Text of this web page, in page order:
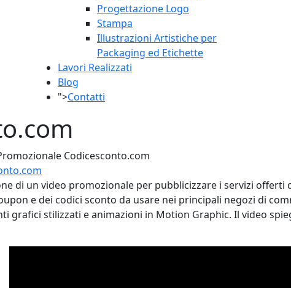
Progettazione Logo
Stampa
Illustrazioni Artistiche per
Packaging ed Etichette
Lavori Realizzati
Blog
">Contatti
Codicesconto.com
di un video promozionale per pubblicizzare i servizi
e dei codici sconto da usare nei principali negozi di
grafici stilizzati e animazioni in Motion Graphic. Il video